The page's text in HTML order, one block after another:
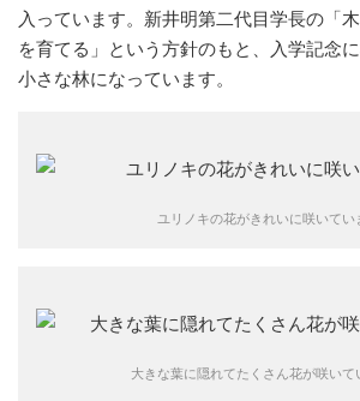
入っています。新井明第二代目学長の「
を育てる」という方針のもと、入学記念
小さな林になっています。
ユリノキの花がきれいに咲いてい
大きな葉に隠れてたくさん花が咲いて